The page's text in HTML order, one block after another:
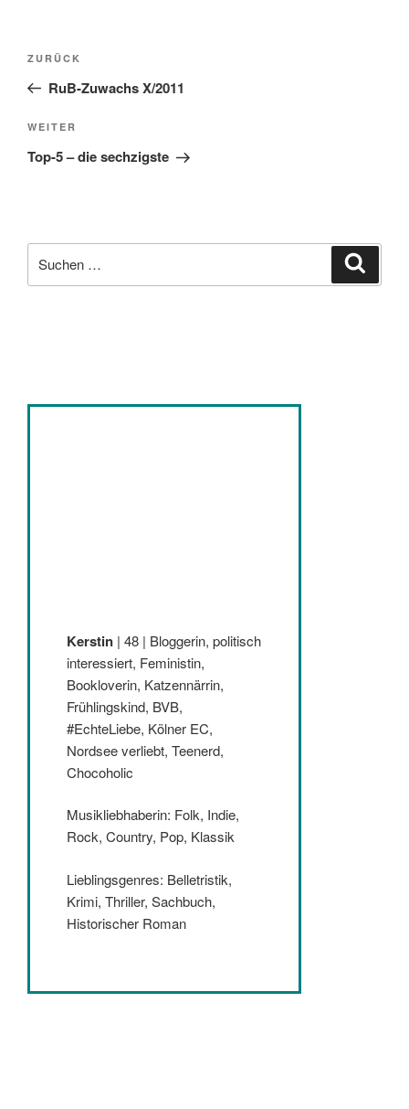
Beitragsnavigation
Vorheriger
Beitrag
ZURÜCK
RuB-Zuwachs X/2011
Nächster
Beitrag
WEITER
Top-5 – die sechzigste
nach:
Kerstin | 48 | Bloggerin, politisch
interessiert, Feministin,
Bookloverin, Katzennärrin,
Frühlingskind, BVB,
#EchteLiebe, Kölner EC,
Nordsee verliebt, Teenerd,
Chocoholic
Musikliebhaberin: Folk, Indie,
Rock, Country, Pop, Klassik
Lieblingsgenres: Belletristik,
Krimi, Thriller, Sachbuch,
Historischer Roman